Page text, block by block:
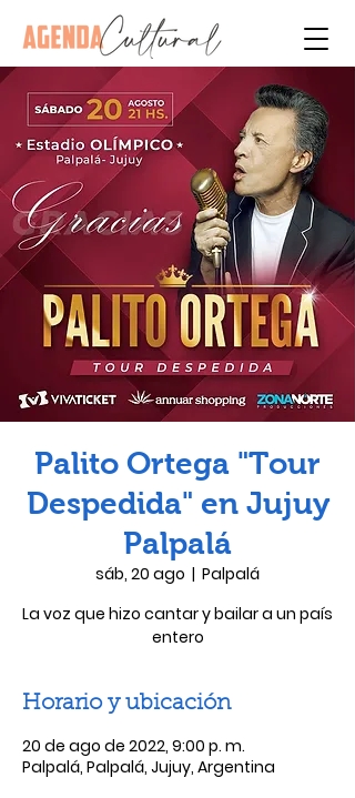
Palito Ortega "Tour
Despedida" en Jujuy
Palpalá
sáb, 20 ago
  |
Palpalá
La voz que hizo cantar y bailar a un país
entero
Horario y ubicación
20 de ago de 2022, 9:00 p. m.
Palpalá, Palpalá, Jujuy, Argentina